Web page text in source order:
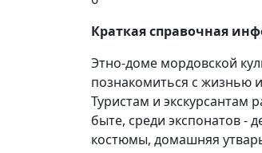
Краткая справочная
Этно-доме мордовской
познакомиться с жизнью
Туристам и экскурсантам
быте, среди экспонатов -
костюмы, домашняя